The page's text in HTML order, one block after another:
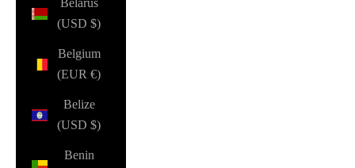
Belarus
(USD $)
Belgium
(EUR €)
Belize
(USD $)
Benin